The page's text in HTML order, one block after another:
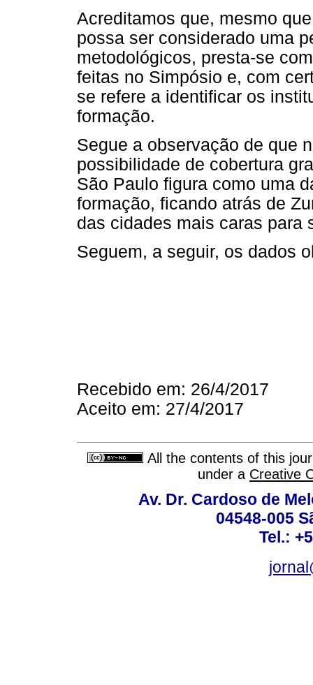
Acreditamos que, mesmo
possa ser considerado uma
metodológicos, presta-se
feitas no Simpósio e, com
se refere a identificar os
formação.
Segue a observação de que
possibilidade de cobertura
São Paulo figura como uma
formação, ficando atrás de
das cidades mais caras para
Seguem, a seguir, os dados
Recebido em: 26/4/2017
Aceito em: 27/4/2017
All the contents of this
under a Creative
Av. Dr. Cardoso de
04548-005
Tel.: